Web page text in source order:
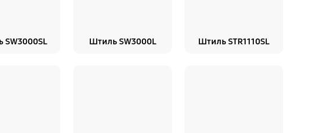
SW3000SL Штиль SW3000L Штиль STR1110SL